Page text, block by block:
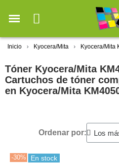
Inicio Kyocera/Mita Kyocera/Mita
Tóner Kyocera/Mita
Cartuchos de tóner
en Kyocera/Mita
Ordenar por:
-30% En stock